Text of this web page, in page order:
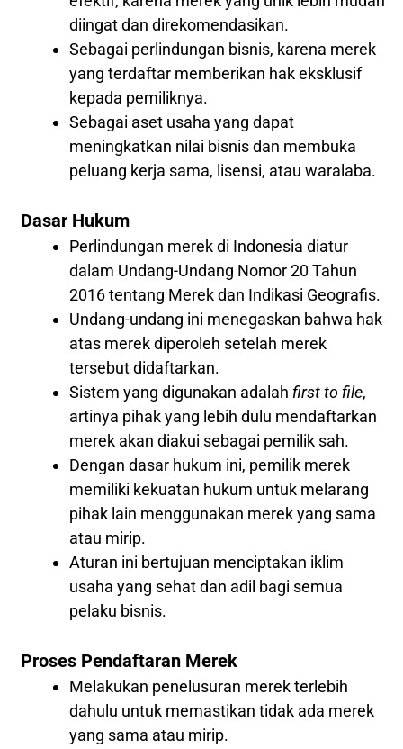
diingat dan direkomendasikan.
Sebagai perlindungan bisnis, karena merek
yang terdaftar memberikan hak eksklusif
kepada pemiliknya.
Sebagai aset usaha yang dapat
meningkatkan nilai bisnis dan membuka
peluang kerja sama, lisensi, atau waralaba.
Dasar Hukum
Perlindungan merek di Indonesia diatur
dalam Undang-Undang Nomor 20 Tahun
2016 tentang Merek dan Indikasi Geografis.
Undang-undang ini menegaskan bahwa hak
atas merek diperoleh setelah merek
tersebut didaftarkan.
Sistem yang digunakan adalah first to file,
artinya pihak yang lebih dulu mendaftarkan
merek akan diakui sebagai pemilik sah.
Dengan dasar hukum ini, pemilik merek
memiliki kekuatan hukum untuk melarang
pihak lain menggunakan merek yang sama
atau mirip.
Aturan ini bertujuan menciptakan iklim
usaha yang sehat dan adil bagi semua
pelaku bisnis.
Proses Pendaftaran Merek
Melakukan penelusuran merek terlebih
dahulu untuk memastikan tidak ada merek
yang sama atau mirip.